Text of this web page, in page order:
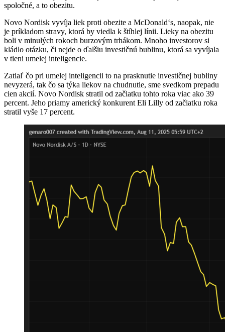
spoločné, a to obezitu.
Novo Nordisk vyvíja liek proti obezite a McDonald‘s, naopak, nie
je príkladom stravy, ktorá by viedla k štíhlej línii. Lieky na obezitu
boli v minulých rokoch burzovým trhákom. Mnoho investorov si
kládlo otázku, či nejde o ďalšiu investičnú bublinu, ktorá sa vyvíjala
v tieni umelej inteligencie.
Zatiaľ čo pri umelej inteligencii to na prasknutie investičnej bubliny
nevyzerá, tak čo sa týka liekov na chudnutie, sme svedkom prepadu
cien akcií. Novo Nordisk stratil od začiatku tohto roka viac ako 39
percent. Jeho priamy americký konkurent Eli Lilly od začiatku roka
stratil vyše 17 percent.